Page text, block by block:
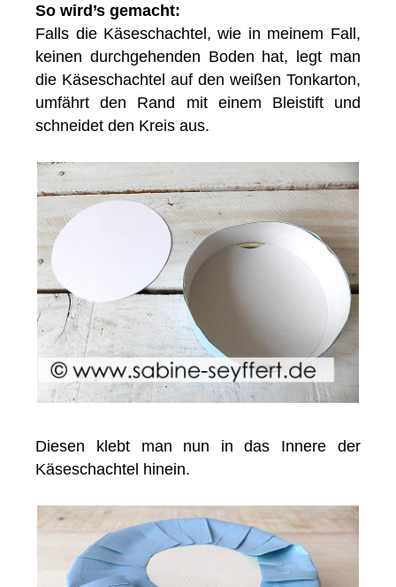
So wird’s gemacht:
Falls die Käseschachtel, wie in meinem Fall,
keinen durchgehenden Boden hat, legt man
die Käseschachtel auf den weißen Tonkarton,
umfährt den Rand mit einem Bleistift und
schneidet den Kreis aus.
Diesen klebt man nun in das Innere der
Käseschachtel hinein.